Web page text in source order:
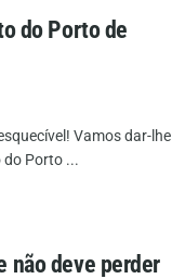
do Porto de
Vamos dar-lhe
do Porto ...
não deve perder